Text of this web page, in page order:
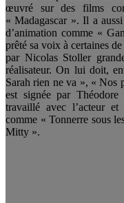
œuvré sur des films
« Madagascar ». Il a
d’animation comme «
prêté sa voix à certaines
par Nicolas Stoller
réalisateur. On lui doit,
Sarah rien ne va », « Nos
est signée par Théodore
travaillé avec l’acteur
comme « Tonnerre sous
Mitty ».